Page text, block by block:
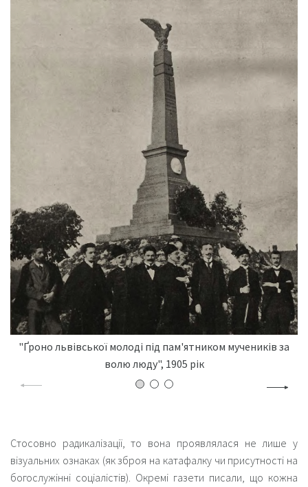
"Ґроно львівської молоді під пам'ятником мучеників за
волю люду", 1905 рік
Стосовно радикалізації, то вона проявлялася не лише у
візуальних ознаках (як зброя на катафалку чи присутності на
богослужінні соціалістів). Окремі газети писали, що кожна